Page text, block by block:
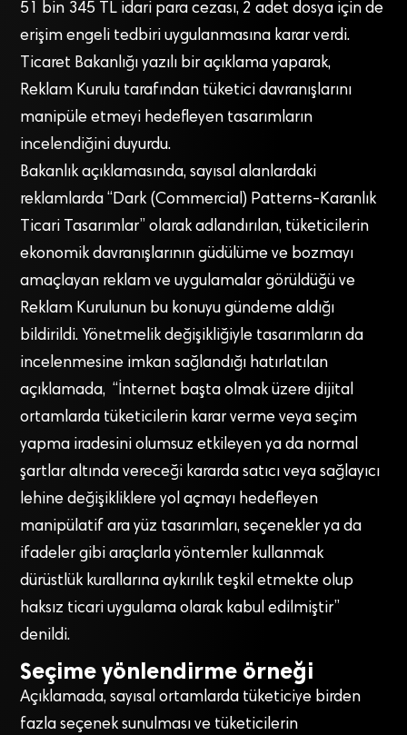
51 bin 345 TL idari para cezası, 2 adet dosya için de
erişim engeli tedbiri uygulanmasına karar verdi.
Ticaret Bakanlığı yazılı bir açıklama yaparak,
Reklam Kurulu tarafından tüketici davranışlarını
manipüle etmeyi hedefleyen tasarımların
incelendiğini duyurdu.
Bakanlık açıklamasında, sayısal alanlardaki
reklamlarda “Dark (Commercial) Patterns-Karanlık
Ticari Tasarımlar” olarak adlandırılan, tüketicilerin
ekonomik davranışlarının güdülüme ve bozmayı
amaçlayan reklam ve uygulamalar görüldüğü ve
Reklam Kurulunun bu konuyu gündeme aldığı
bildirildi. Yönetmelik değişikliğiyle tasarımların da
incelenmesine imkan sağlandığı hatırlatılan
açıklamada, “İnternet başta olmak üzere dijital
ortamlarda tüketicilerin karar verme veya seçim
yapma iradesini olumsuz etkileyen ya da normal
şartlar altında vereceği kararda satıcı veya sağlayıcı
lehine değişikliklere yol açmayı hedefleyen
manipülatif ara yüz tasarımları, seçenekler ya da
ifadeler gibi araçlarla yöntemler kullanmak
dürüstlük kurallarına aykırılık teşkil etmekte olup
haksız ticari uygulama olarak kabul edilmiştir”
denildi.
Seçime yönlendirme örneği
Açıklamada, sayısal ortamlarda tüketiciye birden
fazla seçenek sunulması ve tüketicilerin